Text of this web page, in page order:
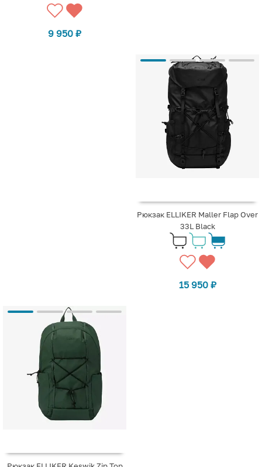
9 950 ₽
Рюкзак ELLIKER Maller Flap Over
33L Black
15 950 ₽